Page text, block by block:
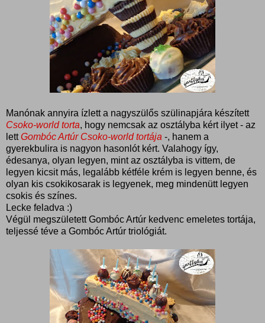
Manónak annyira ízlett a nagyszülős szülinapjára készített
Csoko-world torta, hogy nemcsak az osztályba kért ilyet - az
lettGombóc Artúr Csoko-world tortája -, hanem a
gyerekbulira is nagyon hasonlót kért. Valahogy így,
édesanya, olyan legyen, mint az osztályba is vittem, de
legyen kicsit más, legalább kétféle krém is legyen benne, és
olyan kis csokikosarak is legyenek, meg mindenütt legyen
csokis és színes.
Lecke feladva :)
Végül megszületett Gombóc Artúr kedvenc emeletes tortája,
teljessé téve a Gombóc Artúr triológiát.